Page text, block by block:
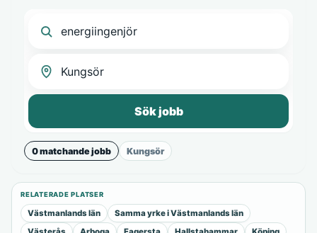
Sök jobb
0 matchande jobb Kungsör
RELATERADE PLATSER
Västmanlands län
Samma yrke i Västmanlands län